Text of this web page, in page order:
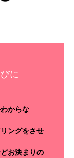
に
からな
ングをさせ
お決まりの